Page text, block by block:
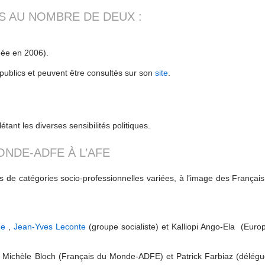
AU NOMBRE DE DEUX :
en 2006).
et peuvent être consultés sur son site
les diverses sensibilités politiques.
ADFE À L’AFE
catégories socio-professionnelles variées, à l’image des
Jean-Yves Leconte (groupe socialiste) et Kalliopi Ango-Ela
Bloch (Français du Monde-ADFE) et Patrick Farbiaz